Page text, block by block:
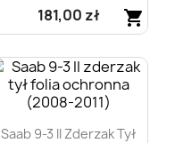
shopping_cart
181,00 zł

Saab 9-3 II Zderzak Tył